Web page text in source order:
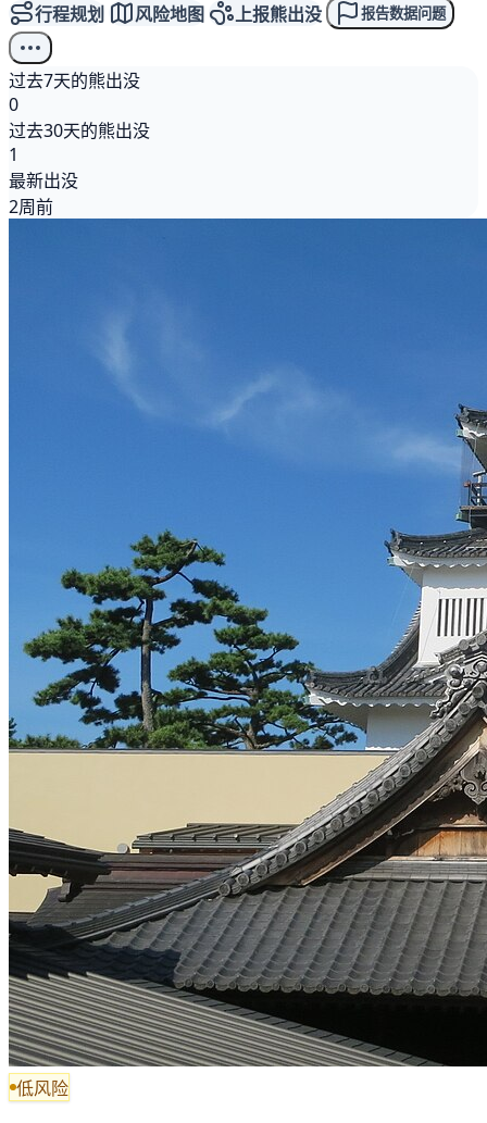
行程规划 风险地图 上报熊出没 报告数据问题
过去7天的熊出没
0
过去30天的熊出没
1
最新出没
2周前
低风险